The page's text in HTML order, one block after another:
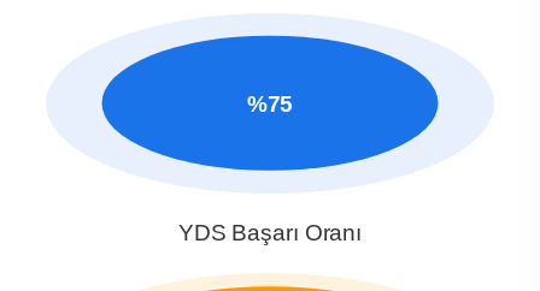
%75
YDS Başarı Oranı